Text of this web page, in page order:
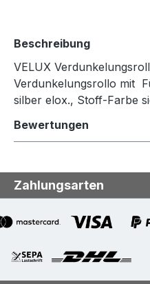
Beschreibung
VELUX
Verdunkelungsrollo mit
silber elox., Stoff-Farbe
Bewertungen
Zahlungsarten